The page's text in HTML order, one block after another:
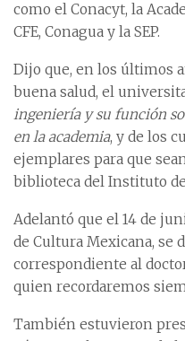
como el Conacyt, la
CFE, Conagua y la SEP.
Dijo que, en los últimos
buena salud, el
ingeniería y su función
en la academia, y de los
ejemplares para que
biblioteca del Instituto
Adelantó que el 14 de
de Cultura Mexicana, se
correspondiente al
quien recordaremos
También estuvieron